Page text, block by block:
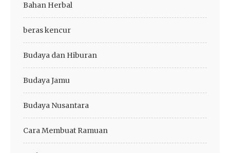
Bahan Herbal
beras kencur
Budaya dan Hiburan
Budaya Jamu
Budaya Nusantara
Cara Membuat Ramuan